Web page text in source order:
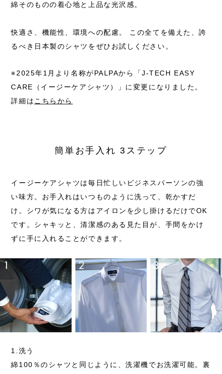
綿そのものの着心地と上品な光沢感。
快適さ、機能性、環境への配慮。
この全てを備えた、誇
るべき日本製のシャツをぜひお試しください。
※2025年1月より名称がPALPAから
「J-TECH EASY
CARE（イージーケアシャツ）」に変更になりました。
詳細は こちらから
簡単お手入れ 3ステップ
イージーケアシャツは毎日忙しいビジネスパーソンの強
い味方。お手入れはいつものように洗って、乾かすだ
け。シワが気になる方はアイロンを少し掛けるだけでOK
です。シャキッと、清潔感のある見た目が、手間をかけ
ずに手に入れることができます。
1.洗う
綿100％のシャツと同じように、洗濯機でお洗濯可能。 裏